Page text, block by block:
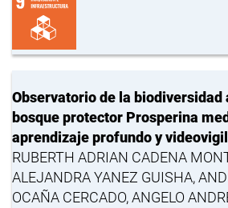
Observatorio de la biodiversidad
bosque protector Prosperina
aprendizaje profundo y
RUBERTH ADRIAN CADENA
ALEJANDRA YANEZ GUISHA,
OCAÑA CERCADO, ANGELO